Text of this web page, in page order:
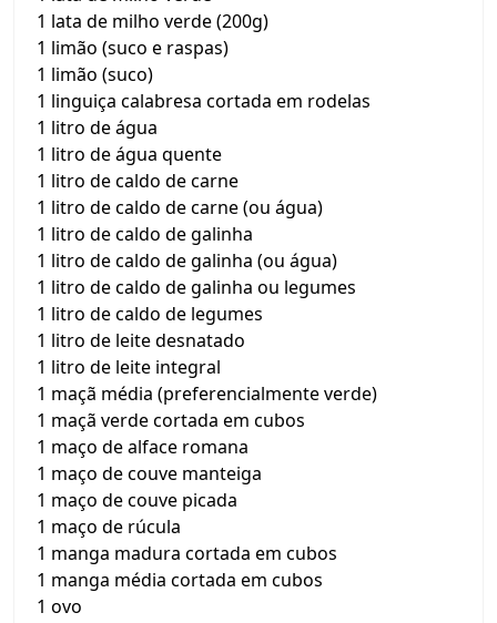
1 lata de milho verde (200g)
1 limão (suco e raspas)
1 limão (suco)
1 linguiça calabresa cortada em rodelas
1 litro de água
1 litro de água quente
1 litro de caldo de carne
1 litro de caldo de carne (ou água)
1 litro de caldo de galinha
1 litro de caldo de galinha (ou água)
1 litro de caldo de galinha ou legumes
1 litro de caldo de legumes
1 litro de leite desnatado
1 litro de leite integral
1 maçã média (preferencialmente verde)
1 maçã verde cortada em cubos
1 maço de alface romana
1 maço de couve manteiga
1 maço de couve picada
1 maço de rúcula
1 manga madura cortada em cubos
1 manga média cortada em cubos
1 ovo